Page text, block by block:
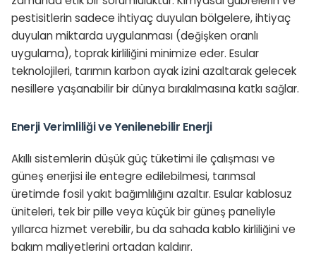
pestisitlerin sadece ihtiyaç duyulan bölgelere, ihtiyaç
duyulan miktarda uygulanması (değişken oranlı
uygulama), toprak kirliliğini minimize eder. Esular
teknolojileri, tarımın karbon ayak izini azaltarak gelecek
nesillere yaşanabilir bir dünya bırakılmasına katkı sağlar.
Enerji Verimliliği ve Yenilenebilir Enerji
Akıllı sistemlerin düşük güç tüketimi ile çalışması ve
güneş enerjisi ile entegre edilebilmesi, tarımsal
üretimde fosil yakıt bağımlılığını azaltır. Esular kablosuz
üniteleri, tek bir pille veya küçük bir güneş paneliyle
yıllarca hizmet verebilir, bu da sahada kablo kirliliğini ve
bakım maliyetlerini ortadan kaldırır.